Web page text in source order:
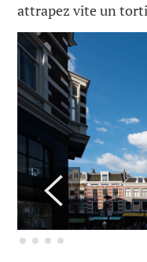
attrapez vite un